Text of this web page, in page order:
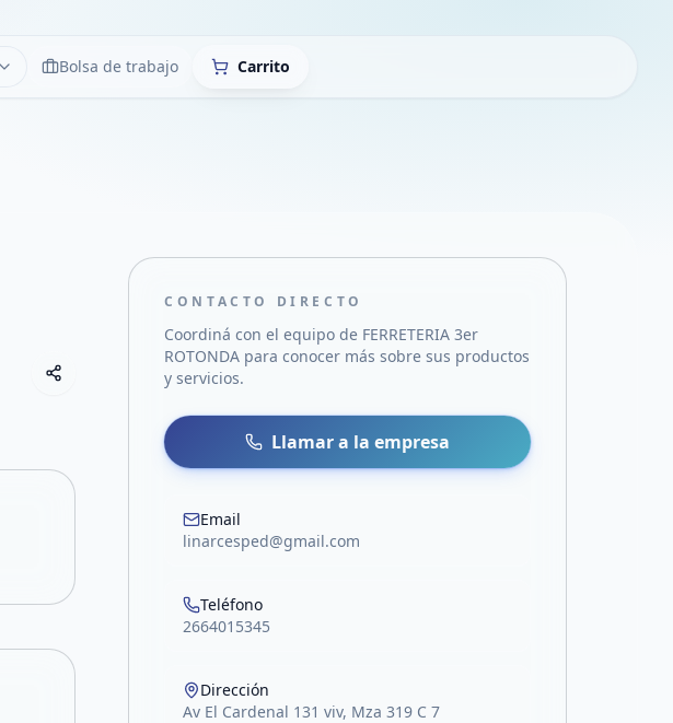
LimpiarBolsa de trabajo Carrito
Compartir empresa
Compartir por WhatsApp
Compartir por mail
Compartir en Facebook
CONTACTO DIRECTO
Coordiná con el equipo de FERRETERIA 3er
ROTONDA para conocer más sobre sus productos
y servicios.
Llamar a la empresa
Email
linarcesped@gmail.com
Teléfono
2664015345
Dirección
Av El Cardenal 131 viv, Mza 319 C 7